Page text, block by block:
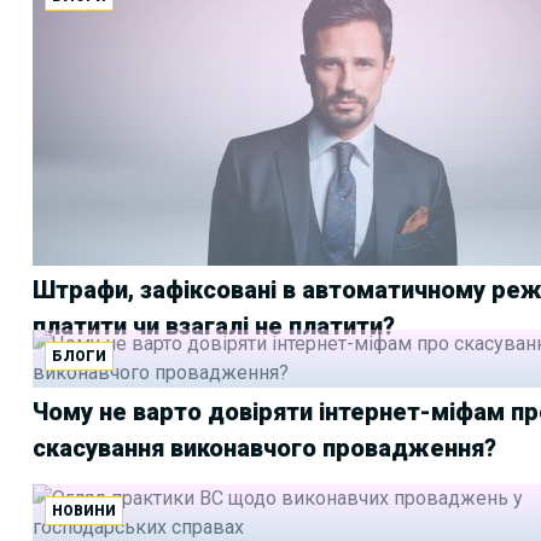
Штрафи, зафіксовані в автоматичному
платити чи взагалі не платити?
БЛОГИ
Чому не варто довіряти інтернет-міфам
скасування виконавчого провадження?
НОВИНИ